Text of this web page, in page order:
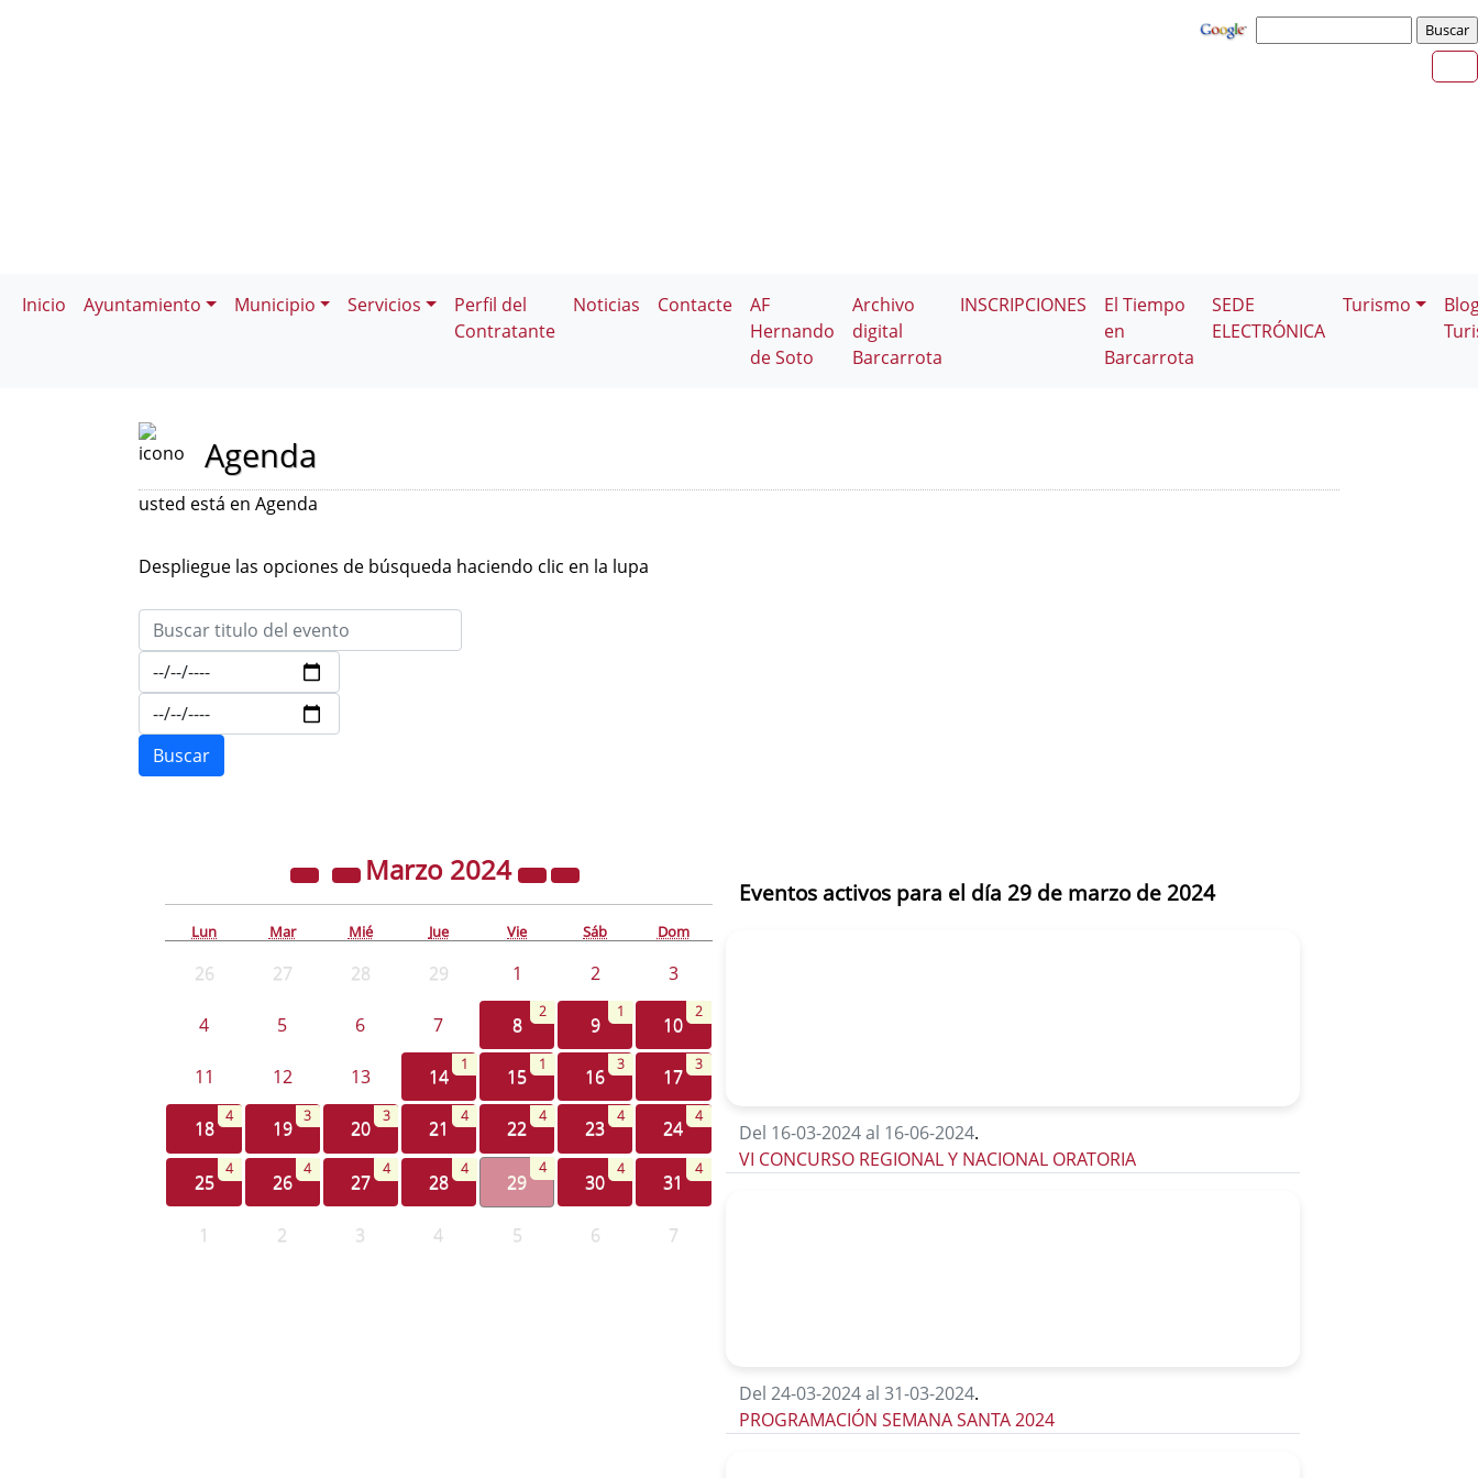
Inicio Ayuntamiento Municipio Servicios
Perfil del
Contratante
Noticias Contacte
AF
Hernando
de Soto
Archivo
digital
Barcarrota
INSCRIPCIONES
El Tiempo
en
Barcarrota
SEDE
ELECTRÓNICA
Turismo
Agenda
usted está en Agenda
Despliegue las opciones de búsqueda haciendo clic en la lupa
Marzo 2024
Lun Mar Mié Jue Vie Sáb Dom
26 27 28 29 1 2 3
4 5 6 7 8
2
9
1
10
2
11 12 13 14
1
15
1
16
3
17
3
18
4
19
3
20
3
21
4
22
4
23
4
24
4
25
4
26
4
27
4
28
4
29
4
30
4
31
4
1 2 3 4 5 6 7
Eventos activos para el día 29 de marzo de 2024
Del 16-03-2024 al 16-06-2024.
VI CONCURSO REGIONAL Y NACIONAL ORATORIA
Del 24-03-2024 al 31-03-2024.
PROGRAMACIÓN SEMANA SANTA 2024